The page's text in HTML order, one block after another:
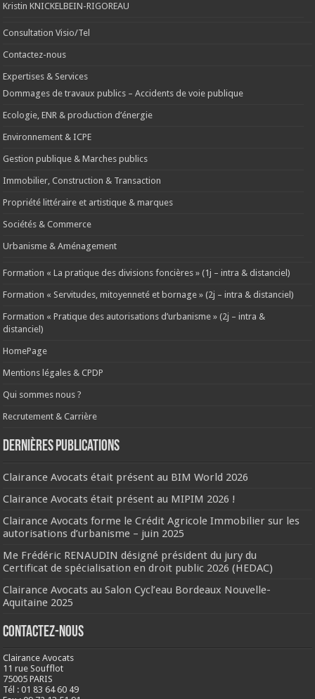
Kristin KNICKELBEIN-RIGOREAU
Consultation Visio/Tel
Contactez-nous
Expertises & Services
Dommages de travaux publics – Accidents de voie publique
Ecologie, ENR & production d’énergie
Environnement & ICPE
Gestion publique & Marches publics
Immobilier, Construction & Transaction
Propriété littéraire et artistique & marques
Sociétés & Commerce
Urbanisme & Aménagement
Formation « La pratique des divisions foncières » (1j – intra & distanciel)
Formation « Servitudes, mitoyenneté et bornage » (2j – intra & distanciel)
Formation « Pratique des autorisations d’urbanisme » (2j – intra &
distanciel)
HomePage
Mentions légales & CPDP
Qui sommes nous ?
Recrutement & Carrière
Dernières publications
Clairance Avocats était présent au BIM World 2026
Clairance Avocats était présent au MIPIM 2026 !
Clairance Avocats forme le Crédit Agricole Immobilier sur les
autorisations d’urbanisme – juin 2025
Me Frédéric RENAUDIN désigné président du jury du
Certificat de spécialisation en droit public 2026 (HEDAC)
Clairance Avocats au Salon Cycl’eau Bordeaux Nouvelle-
Aquitaine 2025
Contactez-nous
Clairance Avocats
11 rue Soufflot
75005 PARIS
Tél : 01 83 64 60 49